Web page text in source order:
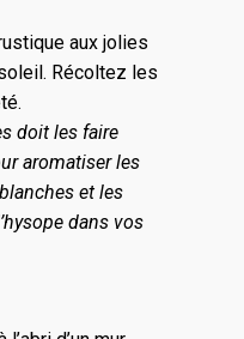
aux jolies
Récoltez les
doit les faire
aromatiser les
et les
dans vos